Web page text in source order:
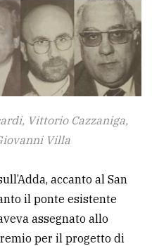
Vittorio Cazzaniga,
Villa
accanto al San
il ponte esistente
assegnato allo
per il progetto di